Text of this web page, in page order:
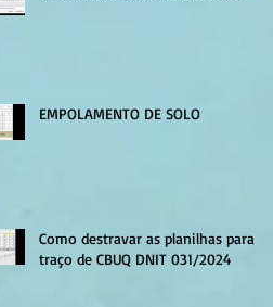
EMPOLAMENTO DE SOLO
Como destravar as planilhas para
traço de CBUQ DNIT 031/2024